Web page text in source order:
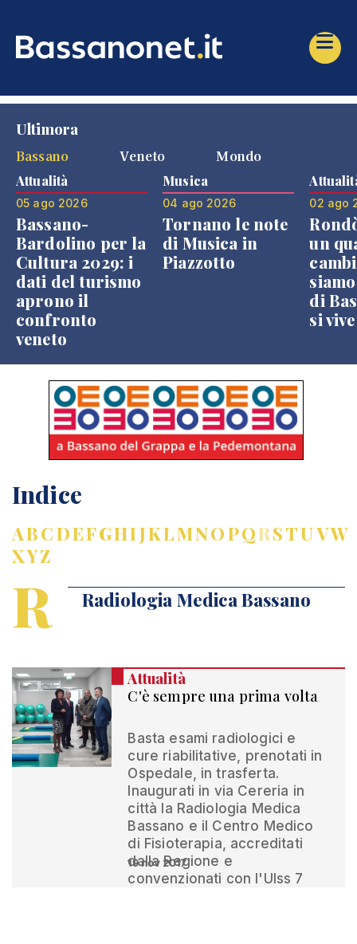
Ultimora
Bassano
Veneto Mondo
Attualità
05 ago 2026
Bassano-
Bardolino per la
Cultura 2029: i
dati del turismo
aprono il
confronto
veneto
Musica
04 ago 2026
Tornano le note
di Musica in
Piazzotto
02 ago
un
di
si
Indice
ABCDEFGHIJKLMNOPQRSTUVW
XYZ
R Radiologia Medica Bassano
Attualità
C'è sempre una prima volta
Basta esami radiologici e
cure riabilitative, prenotati in
Ospedale, in trasferta.
Inaugurati in via Cereria in
città la Radiologia Medica
Bassano e il Centro Medico
di Fisioterapia, accreditati
dalla Regione e
convenzionati con l'Ulss 7
19 nov 2017